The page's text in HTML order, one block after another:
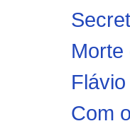
Morte
Com